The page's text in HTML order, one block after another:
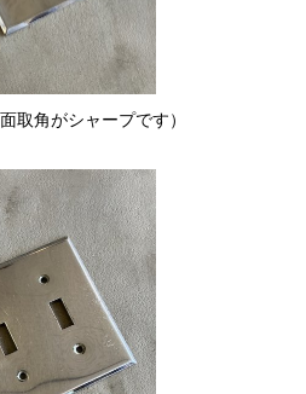
角がシャープです）